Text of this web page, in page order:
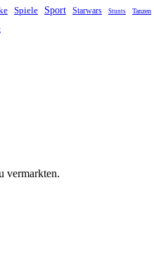
Spiele Sport Starwars Stunts Tanzen
vermarkten.